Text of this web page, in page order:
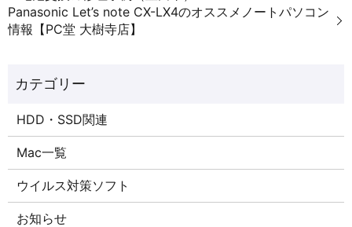
Panasonic Let’s note CX-LX4のオススメノートパソコン
情報【PC堂 大樹寺店】
HDD・SSD関連
Mac一覧
ウイルス対策ソフト
お知らせ